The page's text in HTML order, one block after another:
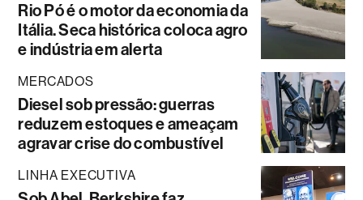
Rio Pó é o motor da economia da
Itália. Seca histórica coloca agro
e indústria em alerta
MERCADOS
Diesel sob pressão: guerras
reduzem estoques e ameaçam
agravar crise do combustível
LINHA EXECUTIVA